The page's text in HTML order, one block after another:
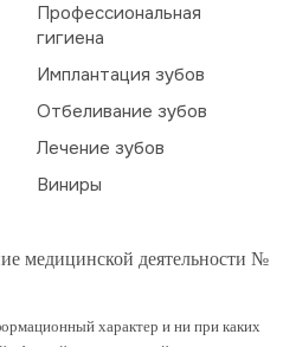
Профессиональная
гигиена
Имплантация зубов
Отбеливание зубов
Лечение зубов
Виниры
медицинской деятельности №
характер и ни при каких